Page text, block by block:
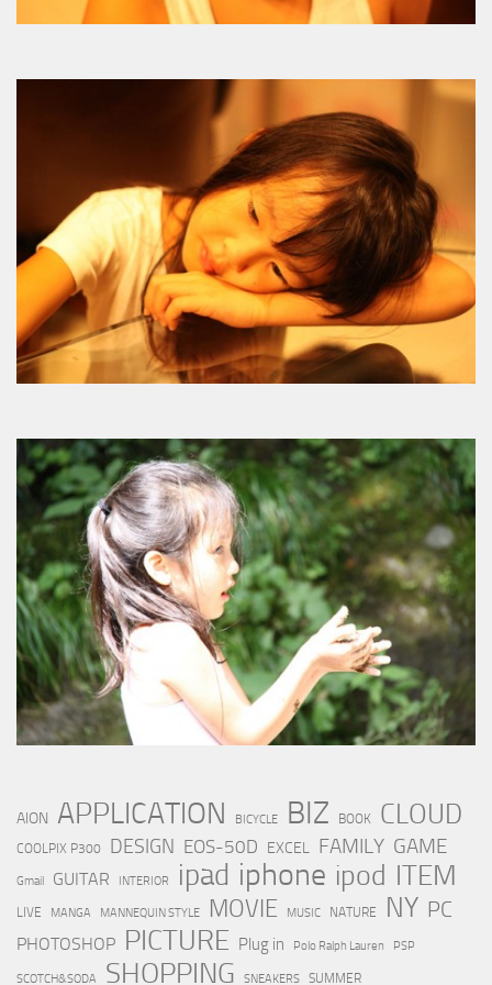
AION APPLICATION BICYCLE BIZ BOOK CLOUD
COOLPIX P300 DESIGN EOS-50D EXCEL FAMILY GAME
Gmail GUITAR INTERIOR ipad iphone ipod ITEM
LIVE MANGA MANNEQUIN STYLE MOVIE MUSIC NATURE NY PC
PHOTOSHOP PICTURE Plug in Polo Ralph Lauren PSP
SCOTCH&SODA SHOPPING SNEAKERS SUMMER